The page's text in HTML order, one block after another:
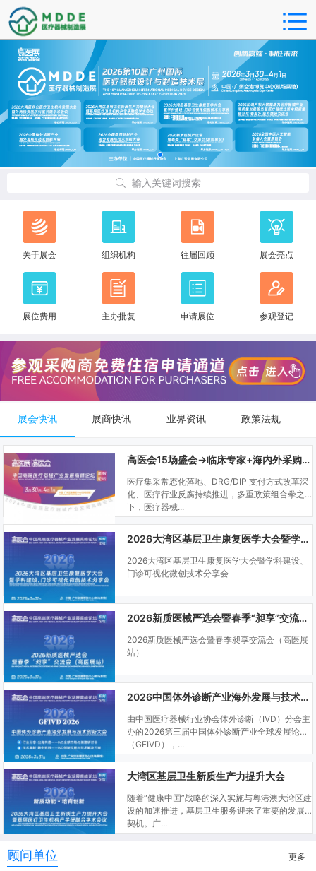
输入关键词搜索
关于展会 组织机构 往届回顾 展会亮点
展位费用 主办批复 申请展位 参观登记
展会快讯 展商快讯 业界资讯 政策法规
高医会15场盛会→临床专家+海内外采购商双向对接
医疗集采常态化落地、DRG/DIP 支付方式改革深
化、医疗行业反腐持续推进，多重政策组合拳之
下，医疗器械...
2026大湾区基层卫生康复医学大会暨学科建设、门诊可视化微创技术分享会
2026大湾区基层卫生康复医学大会暨学科建设、
门诊可视化微创技术分享会
2026新质医械严选会暨春季“昶享”交流会（高医展站）
2026新质医械严选会暨春季昶享交流会（高医展
站）
2026中国体外诊断产业海外发展与技术创新大会
由中国医疗器械行业协会体外诊断（IVD）分会主
办的2026第三届中国体外诊断产业全球发展论坛
（GFIVD），...
大湾区基层卫生新质生产力提升大会
随着“健康中国”战略的深入实施与粤港澳大湾区建
设的加速推进，基层卫生服务迎来了重要的发展
契机。广...
顾问单位 更多